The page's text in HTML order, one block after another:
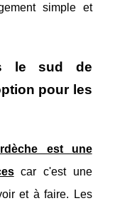
simple et
le sud de
pour les
est une
car c'est une
et à faire. Les